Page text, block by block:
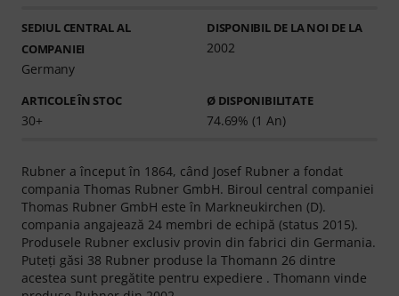
SEDIUL CENTRAL AL
COMPANIEI
Germany
DISPONIBIL DE LA NOI DE LA
2002
ARTICOLE ÎN STOC
30+
Ø DISPONIBILITATE
74.69% (1 An)
Rubner a început în 1864, când Josef Rubner a fondat
compania Thomas Rubner GmbH. Biroul central companiei
Thomas Rubner GmbH este în Markneukirchen (D).
compania angajează 24 membri de echipă (status 2015).
Produsele Rubner exclusiv provin din fabrici din Germania.
Puteţi găsi 38 Rubner produse la Thomann 26 dintre
acestea sunt pregătite pentru expediere . Thomann vinde